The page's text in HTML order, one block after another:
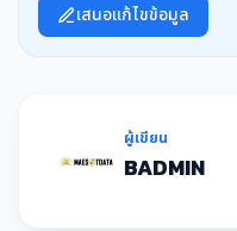
เสนอแก้ไขข้อมูล
ผู้เขียน
BADMIN